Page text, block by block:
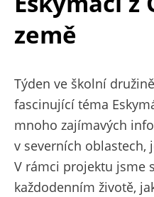
země
Týden ve školní
fascinující téma
mnoho zajímavých
v severních oblastech,
V rámci projektu jsme
každodenním životě,